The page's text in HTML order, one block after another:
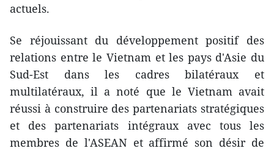
actuels.
Se réjouissant du développement positif des
relations entre le Vietnam et les pays d'Asie du
Sud-Est dans les cadres bilatéraux et
multilatéraux, il a noté que le Vietnam avait
réussi à construire des partenariats stratégiques
et des partenariats intégraux avec tous les
membres de l'ASEAN et affirmé son désir de